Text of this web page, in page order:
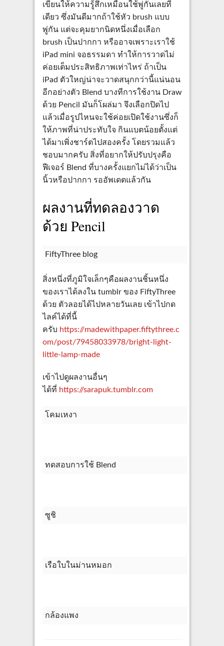
เขียนให้ความรู้สึกเหมือนใช้พู่กันเลยที
เดียว ซึ่งมันดีมากถ้าใช้หัว brush แบบ
พู่กัน แต่จะคุมยากนิดหนึ่งเมื่อเลือก
brush เป็นปากกา หรืออาจเพราะเราใช้
iPad mini จอธรรมดา ทำให้การวาดไม่
ค่อยเต็มประสิทธิภาพเท่าไหร่ ถ้าเป็น
iPad ตัวใหญ่น่าจะวาดสนุกกว่านี้แน่นอน
อีกอย่างตัว Blend บางทีการใช้งาน Draw
ด้วย Pencil มันก็โผล่มา จึงเลือกปิดไป
แล้วเมื่อรูปไหนจะใช้ค่อยเปิดใช้งานซึ่งก็
ให้ภาพที่น่าประทับใจ กินแบตน้อยตั้งแต่
ได้มาเพิ่งชาร์ตไปสองครั้ง โดยรวมแล้ว
ชอบมากครับ สิ่งที่อยากให้ปรับปรุงคือ
ฟีเจอร์ Blend ที่บางครั้งแยกไม่ได้ว่าเป็น
นิ้วหรือปากกา รออัพเดตแล้วกัน
ผลงานที่ทดลองวาด
ด้วย Pencil
FiftyThree blog
สิ่งหนึ่งที่ภูมิใจเล็กๆคือผลงานชิ้นหนึ่ง
ของเราได้ลงใน tumblr ของ FiftyThree
ด้วย ตัวลอยได้ไปหลายวันเลย เข้าไปกด
ไลค์ได้ที่นี้
ครับ https://madewithpaper.fiftythree.c
om/post/79458033978/bright-light-
little-lamp-made
เข้าไปดูผลงานอื่นๆ
ได้ที่ https://sarapuk.tumblr.com
โคมเหงา
ทดสอบการใช้ Blend
ซูชิ
เรือใบในม่านหมอก
กล้องแพง